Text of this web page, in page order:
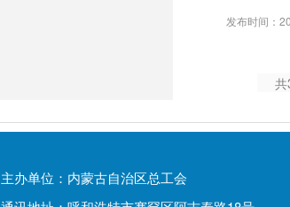
发布时间：
共
主办单位：内蒙古自治区总工会